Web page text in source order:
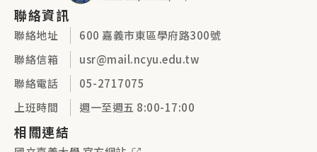
聯絡資訊
聯絡地址
600 嘉義市東區學府路300號
聯絡信箱
usr@mail.ncyu.edu.tw
聯絡電話
05-2717075
上班時間
週一至週五 8:00-17:00
相關連結